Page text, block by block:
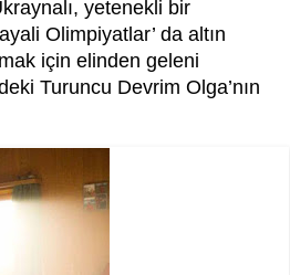
yetenekli bir
Olimpiyatlar’ da altın
için elinden geleni
Turuncu Devrim Olga’nın